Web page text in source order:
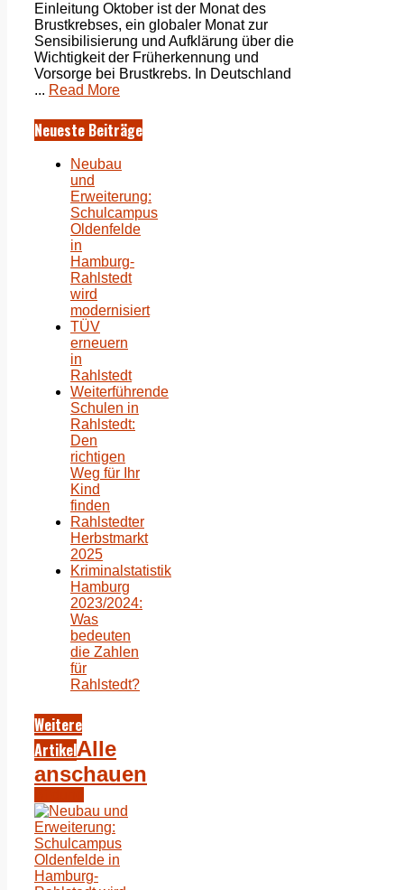
Einleitung Oktober ist der Monat des
Brustkrebses, ein globaler Monat zur
Sensibilisierung und Aufklärung über die
Wichtigkeit der Früherkennung und
Vorsorge bei Brustkrebs. In Deutschland
... Read More
Neueste Beiträge
Neubau
und
Erweiterung:
Schulcampus
Oldenfelde
in
Hamburg-
Rahlstedt
wird
modernisiert
TÜV
erneuern
in
Rahlstedt
Weiterführende
Schulen in
Rahlstedt:
Den
richtigen
Weg für Ihr
Kind
finden
Rahlstedter
Herbstmarkt
2025
Kriminalstatistik
Hamburg
2023/2024:
Was
bedeuten
die Zahlen
für
Rahlstedt?
Weitere
ArtikelAlle
anschauen